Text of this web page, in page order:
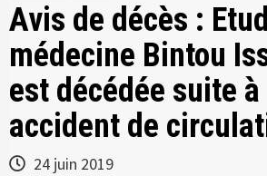
Avis de décès :
médecine Bintou
est décédée suite à
accident de
24 juin 2019